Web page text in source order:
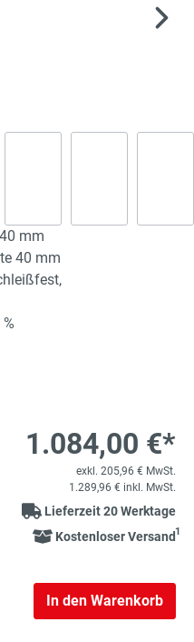
mm
40 mm
1.084,00 €*
exkl. 205,96 € MwSt.
1.289,96 € inkl. MwSt.
Lieferzeit 20 Werktage
Kostenloser Versand1
gewünschten
In den Warenkorb